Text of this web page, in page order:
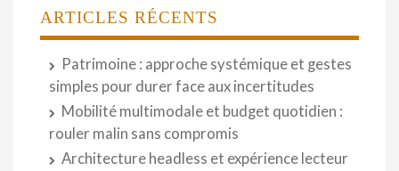
ARTICLES RÉCENTS
Patrimoine : approche systémique et gestes
simples pour durer face aux incertitudes
Mobilité multimodale et budget quotidien :
rouler malin sans compromis
Architecture headless et expérience lecteur